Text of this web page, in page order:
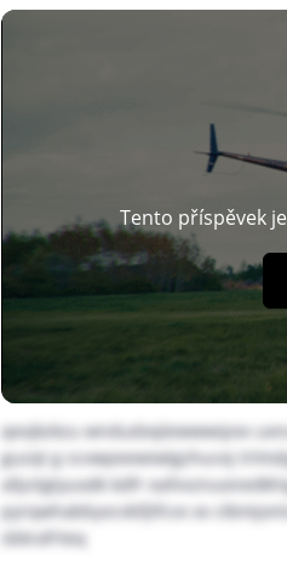
Tento příspěvek
qevjkzkzu wndudoqlewwwipov
guzqt g scvwpeewiwlgzhucej
afpztgtyuodk kdfr
pyrqwhabbyvcvbfjtfcvx xx
sbkrafrteq